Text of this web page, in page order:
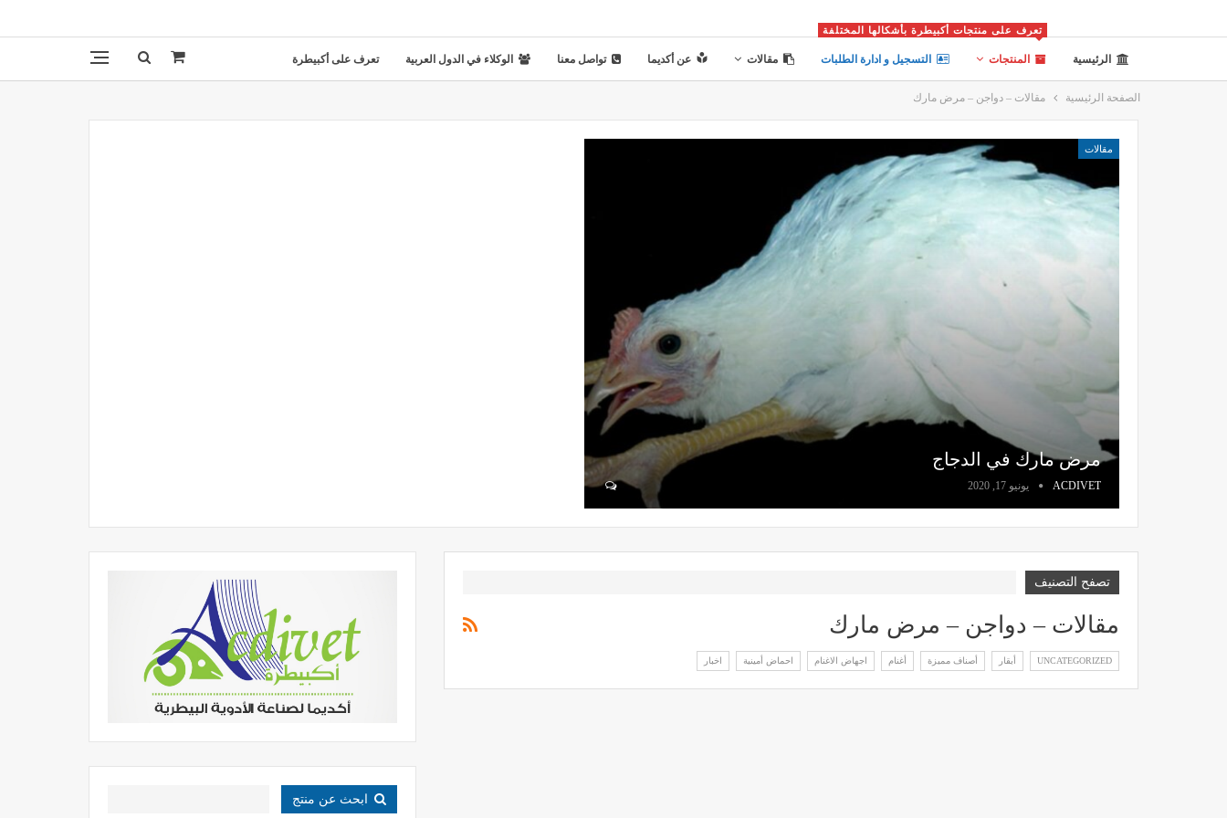
الرئيسية المنتجات
تعرف على منتجات أكبيطرة بأشكالها المختلفة
التسجيل و ادارة الطلبات مقالات عن أكديما تواصل معنا الوكلاء في الدول العربية تعرف على أكبيطرة
الصفحة الرئيسية مقالات – دواجن – مرض مارك
مقالات
مرض مارك في الدجاج
ACDIVET يونيو 17, 2020
تصفح التصنيف
مقالات – دواجن – مرض مارك
UNCATEGORIZED أبقار أصناف مميزة أغنام اجهاض الاغنام احماض أمينية اخبار
ابحث عن منتج